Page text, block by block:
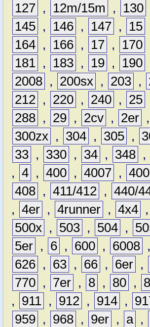
127 , 12m/15m , 130
145 , 146 , 147 , 15
164 , 166 , 17 , 170
181 , 183 , 19 , 190
2008 , 200sx , 203 ,
212 , 220 , 240 , 25
288 , 29 , 2cv , 2er ,
300zx , 304 , 305 ,
33 , 330 , 34 , 348 ,
, 4 , 400 , 4007 ,
408 , 411/412 , 440/
, 4er , 4runner , 4x4 ,
500x , 503 , 504 ,
5er , 6 , 600 , 6008 ,
626 , 63 , 66 , 6er ,
770 , 7er , 8 , 80 ,
,
911 , 912 , 914 ,
959 , 968 , 9er , a ,